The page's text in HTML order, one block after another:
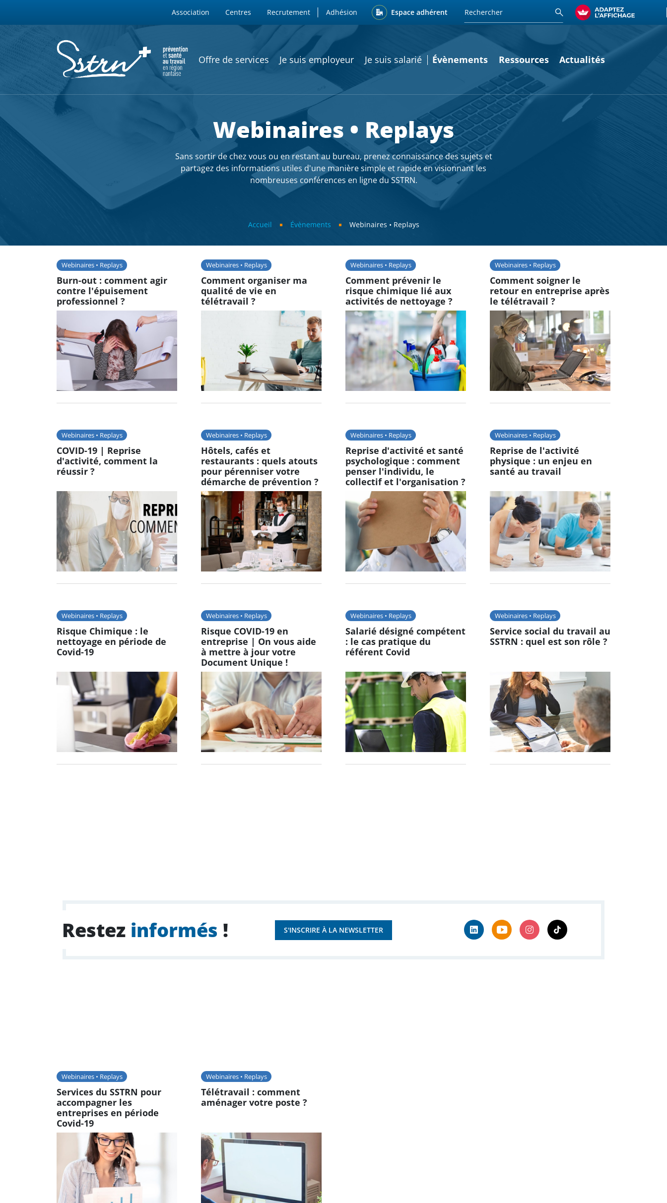
Association Centres Recrutement Adhésion Espace adhérent
NAVIGATION PRINCIPALE
Offre de services Je suis employeur Je suis salarié Évènements Ressources Actualités
Webinaires • Replays
Sans sortir de chez vous ou en restant au bureau, prenez connaissance des sujets et
partagez des informations utiles d'une manière simple et rapide en visionnant les
nombreuses conférences en ligne du SSTRN.
Fil d'Ariane Accueil Évènements Webinaires • Replays
Webinaires • Replays
Burn-out : comment agir
contre l'épuisement
professionnel ?
Webinaires • Replays
Comment organiser ma
qualité de vie en
télétravail ?
Webinaires • Replays
Comment prévenir le
risque chimique lié aux
activités de nettoyage ?
Webinaires • Replays
Comment soigner le
retour en entreprise après
le télétravail ?
Webinaires • Replays
COVID-19 | Reprise
d'activité, comment la
réussir ?
Webinaires • Replays
Hôtels, cafés et
restaurants : quels atouts
pour pérenniser votre
démarche de prévention ?
Webinaires • Replays
Reprise d'activité et santé
psychologique : comment
penser l'individu, le
collectif et l'organisation ?
Webinaires • Replays
Reprise de l'activité
physique : un enjeu en
santé au travail
Webinaires • Replays
Risque Chimique : le
nettoyage en période de
Covid-19
Webinaires • Replays
Risque COVID-19 en
entreprise | On vous aide
à mettre à jour votre
Document Unique !
Webinaires • Replays
Salarié désigné compétent
: le cas pratique du
référent Covid
Webinaires • Replays
Service social du travail au
SSTRN : quel est son rôle ?
Restez informés ! S'INSCRIRE À LA NEWSLETTER
Webinaires • Replays
Services du SSTRN pour
accompagner les
entreprises en période
Covid-19
Webinaires • Replays
Télétravail : comment
aménager votre poste ?